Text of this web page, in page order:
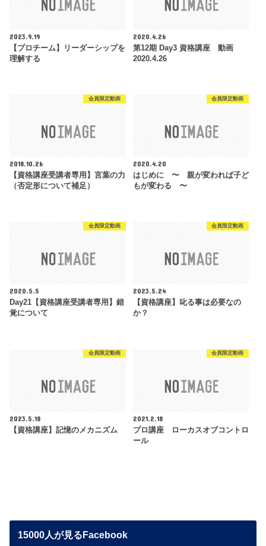
2023.9.19
【プロチーム】リーダーシップを
理解する
2020.4.26
第12期 Day3 資格講座 動画
2020.4.26
会員限定動画
2018.10.26
【資格講座受講者専用】言葉の力
（否定形について補足）
会員限定動画
2020.4.20
はじめに 〜 親が変われば子ど
もが変わる 〜
会員限定動画
2020.5.5
Day21【資格講座受講者専用】錯
覚について
会員限定動画
2023.5.24
【資格講座】叱る事は必要なの
か？
会員限定動画
2023.5.18
【資格講座】記憶のメカニズム
会員限定動画
2021.2.18
プロ講座 ローカスオブコントロ
ール
15000人が見るFacebook